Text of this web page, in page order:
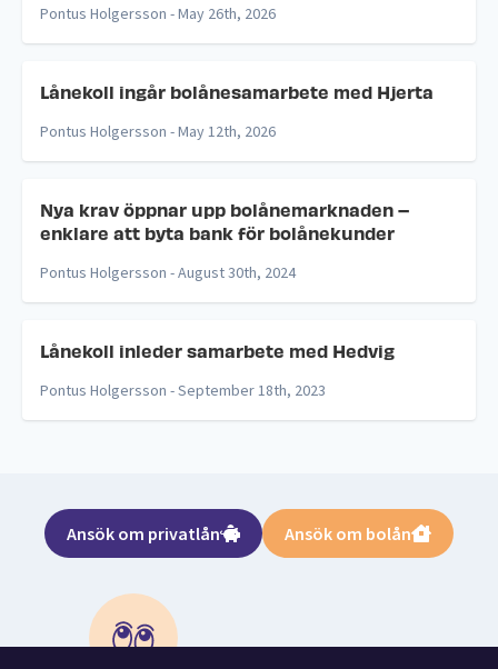
Pontus Holgersson -May 26th, 2026
Lånekoll ingår bolånesamarbete med Hjerta
Pontus Holgersson -May 12th, 2026
Nya krav öppnar upp bolånemarknaden –
enklare att byta bank för bolånekunder
Pontus Holgersson -August 30th, 2024
Lånekoll inleder samarbete med Hedvig
Pontus Holgersson -September 18th, 2023
Ansök om privatlån Ansök om bolån